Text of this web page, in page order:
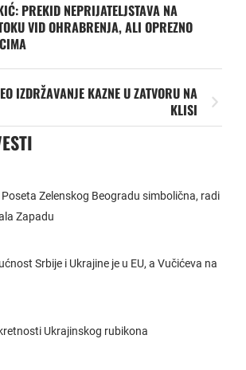
PREKID NEPRIJATELJSTAVA NA
VID OHRABRENJA, ALI OPREZNO
IZDRŽAVANJE KAZNE U ZATVORU NA
KLISI
Poseta Zelenskog Beogradu simbolična, radi
Zapadu
Srbije i Ukrajine je u EU, a Vučićeva na
Ukrajinskog rubikona